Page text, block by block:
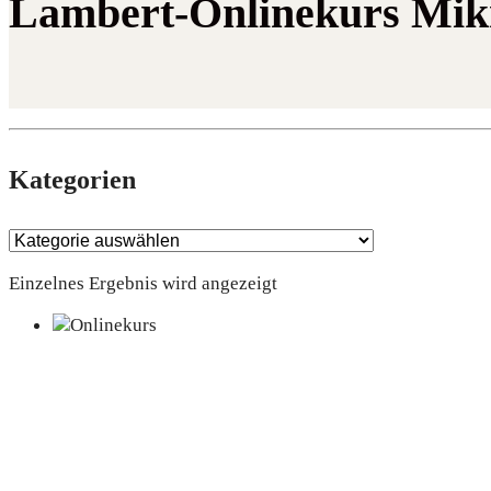
Lambert-Onlinekurs
Kate­go­rien
Einzelnes Ergebnis wird angezeigt